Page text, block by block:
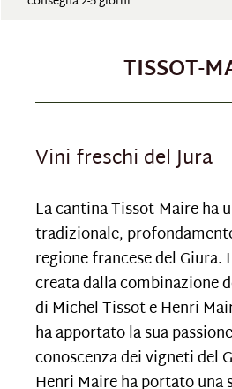
TISSOT-
Vini freschi del Jura
La cantina Tissot-Maire ha
tradizionale,
regione francese del Giura.
creata dalla combinazione
di Michel Tissot e Henri
ha apportato la sua
conoscenza dei vigneti del
Henri Maire ha portato